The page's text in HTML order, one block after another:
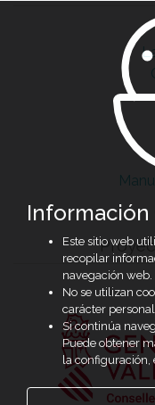
Información
Este sitio web
recopilar
navegación web.
No se utilizan
carácter
Si continúa
Puede obtener
la configuración,